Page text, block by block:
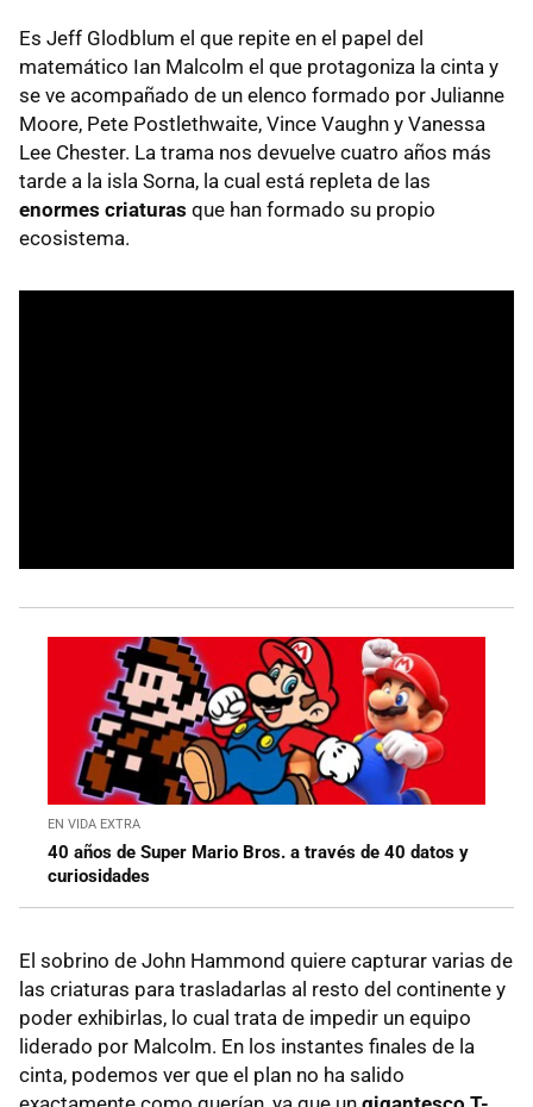
Es Jeff Glodblum el que repite en el papel del
matemático Ian Malcolm el que protagoniza la cinta y
se ve acompañado de un elenco formado por Julianne
Moore, Pete Postlethwaite, Vince Vaughn y Vanessa
Lee Chester. La trama nos devuelve cuatro años más
tarde a la isla Sorna, la cual está repleta de las
enormes criaturas que han formado su propio
ecosistema.
EN VIDA EXTRA
40 años de Super Mario Bros. a través de 40 datos y
curiosidades
El sobrino de John Hammond quiere capturar varias de
las criaturas para trasladarlas al resto del continente y
poder exhibirlas, lo cual trata de impedir un equipo
liderado por Malcolm. En los instantes finales de la
cinta, podemos ver que el plan no ha salido